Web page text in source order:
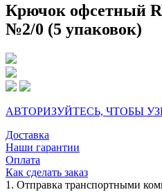
Крючок офсетный
№2/0 (5 упаковок)
АВТОРИЗУЙТЕСЬ, ЧТОБЫ
Доставка
Наши гарантии
Оплата
Как сделать заказ
1. Отправка транспортными